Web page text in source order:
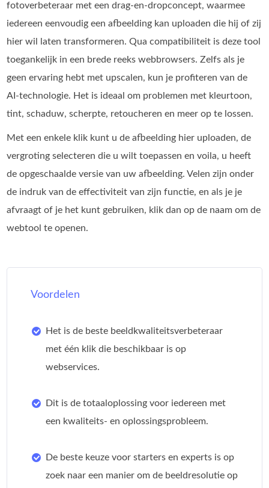
fotoverbeteraar met een drag-en-dropconcept, waarmee
iedereen eenvoudig een afbeelding kan uploaden die hij of zij
hier wil laten transformeren. Qua compatibiliteit is deze tool
toegankelijk in een brede reeks webbrowsers. Zelfs als je
geen ervaring hebt met upscalen, kun je profiteren van de
AI‑technologie. Het is ideaal om problemen met kleurtoon,
tint, schaduw, scherpte, retoucheren en meer op te lossen.
Met een enkele klik kunt u de afbeelding hier uploaden, de
vergroting selecteren die u wilt toepassen en voila, u heeft
de opgeschaalde versie van uw afbeelding. Velen zijn onder
de indruk van de effectiviteit van zijn functie, en als je je
afvraagt of je het kunt gebruiken, klik dan op de naam om de
webtool te openen.
Voordelen
Het is de beste beeldkwaliteitsverbeteraar
met één klik die beschikbaar is op
webservices.
Dit is de totaaloplossing voor iedereen met
een kwaliteits- en oplossingsprobleem.
De beste keuze voor starters en experts is op
zoek naar een manier om de beeldresolutie op